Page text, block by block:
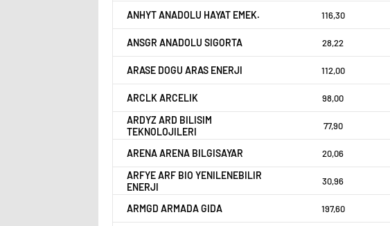
ANHYT ANADOLU HAYAT EMEK. 116,30
ANSGR ANADOLU SIGORTA 28,22
ARASE DOGU ARAS ENERJI 112,00
ARCLK ARCELIK 98,00
ARDYZ ARD BILISIM
TEKNOLOJILERI
77,90
ARENA ARENA BILGISAYAR 20,06
ARFYE ARF BIO YENILENEBILIR
ENERJI
30,96
ARMGD ARMADA GIDA 197,60